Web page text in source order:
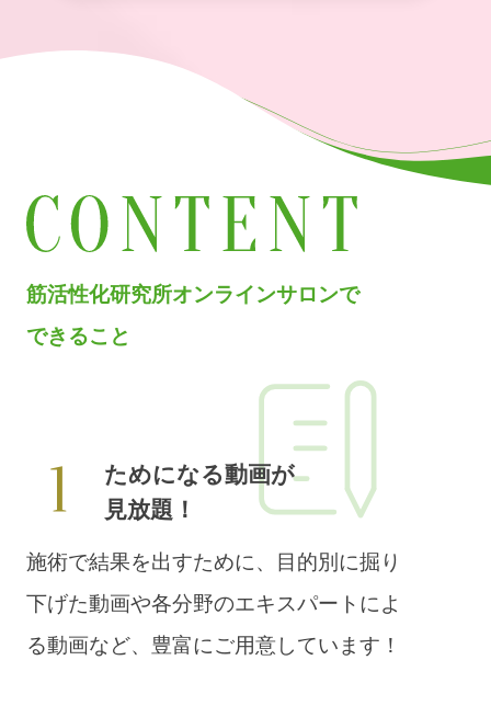
筋活性化研究所オンラインサロンで
できること
ためになる動画が
見放題！
施術で結果を出すために、目的別に掘り
下げた動画や各分野のエキスパートによ
る動画など、豊富にご用意しています！